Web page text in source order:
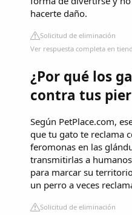
hacerte daño.
Solicitud de eliminación
Ver respuesta completa en
¿Por qué los
contra tus
Según PetPlace.com,
que tu gato te reclama
feromonas en las
transmitirlas a
para marcar su
un perro a veces
Solicitud de eliminación